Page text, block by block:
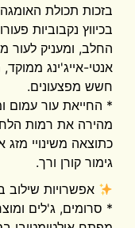
בכיווץ נקבוביות
החלב, ומעניק לעור
אנטי-אייג'ינג
חשש מפצעונים.
מהירה את רמות
כתוצאה משינויי מזג
גימור קורן ורך.
אפשרויות שילוב
* סרומים, ג'לים